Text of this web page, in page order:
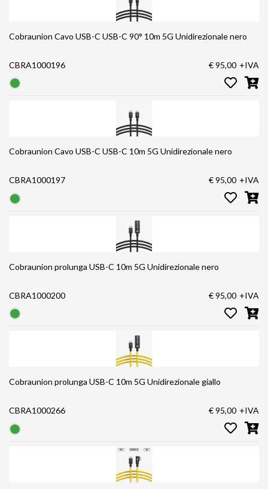
Cobraunion Cavo USB-C USB-C 90° 10m 5G Unidirezionale nero
CBRA1000196 € 95,00 +IVA
Cobraunion Cavo USB-C USB-C 10m 5G Unidirezionale nero
CBRA1000197 € 95,00 +IVA
Cobraunion prolunga USB-C 10m 5G Unidirezionale nero
CBRA1000200 € 95,00 +IVA
Cobraunion prolunga USB-C 10m 5G Unidirezionale giallo
CBRA1000266 € 95,00 +IVA